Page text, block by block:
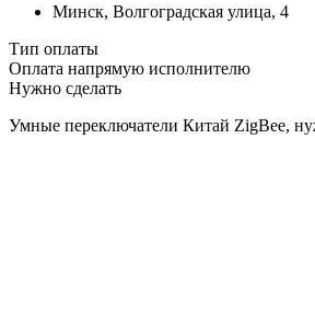
Минск, Волгоградская улица, 4
Тип оплаты
Оплата напрямую исполнителю
Нужно сделать
Умные переключатели Китай ZigBee,